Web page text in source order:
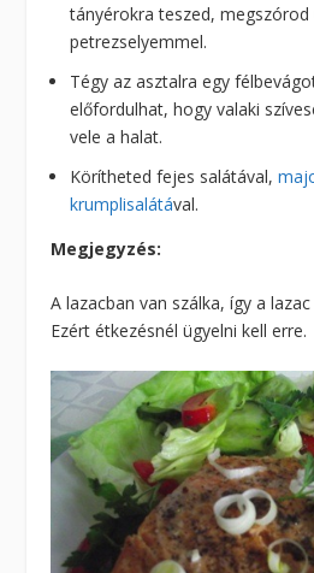
tányérokra teszed, megszórod
petrezselyemmel.
Tégy az asztalra egy
előfordulhat, hogy valaki
vele a halat.
Körítheted fejes salátával,
krumplisalátával.
Megjegyzés:
A lazacban van szálka, így a
Ezért étkezésnél ügyelni kell erre.